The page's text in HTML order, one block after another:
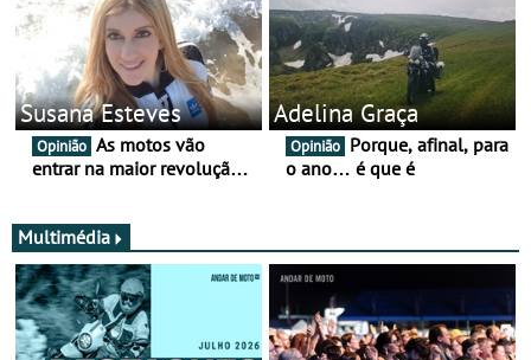
Susana Esteves
Opinião
entrar na maior revolução
falar disso
Adelina Graça
Opinião
o ano… é que é
Multimédia